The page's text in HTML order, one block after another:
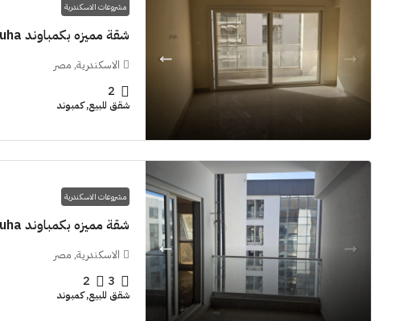
مشروعات الاسكندرية
شقة مميزه بكمباوند 129m Grand View smouha
الاسكندرية, مصر
2
شقق للبيع, كمبوند
مشروعات الاسكندرية
شقة مميزه بكمباوند 173m Grand View smouha
الاسكندرية, مصر
3
2
شقق للبيع, كمبوند
شقق للبيع, فلل, كمبوند